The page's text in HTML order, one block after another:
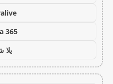
365